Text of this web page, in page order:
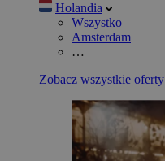
Holandia
Wszystko
Amsterdam
…
Zobacz wszystkie oferty